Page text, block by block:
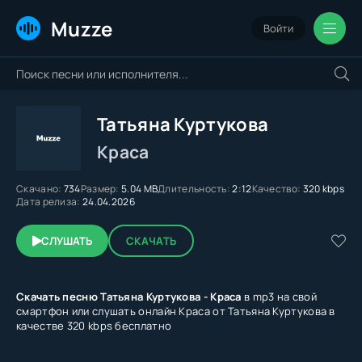
Muzze Войти
Татьяна Куртукова
Краса
Скачано: 734Размер: 5.04 MBДлительность:2:12Качество: 320 kbps
Дата релиза: 24.04.2026
СЛУШАТЬ СКАЧАТЬ
Скачать песню Татьяна Куртукова - Краса в mp3 на свой
смартфон или слушать онлайн Краса от Татьяна Куртукова в
качестве 320 kbps бесплатно